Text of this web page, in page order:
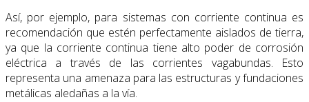
Así, por ejemplo, para sistemas con corriente continua es
recomendación que estén perfectamente aislados de tierra,
ya que la corriente continua tiene alto poder de corrosión
eléctrica a través de las corrientes vagabundas. Esto
representa una amenaza para las estructuras y fundaciones
metálicas aledañas a la vía.